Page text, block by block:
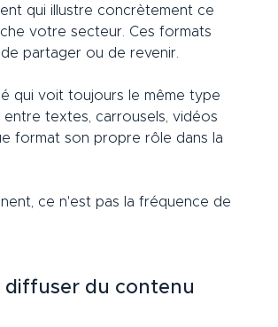
qui illustre concrètement ce
votre secteur. Ces formats
partager ou de revenir.
qui voit toujours le même type
textes, carrousels, vidéos
format son propre rôle dans la
ce n'est pas la fréquence de
diffuser du contenu